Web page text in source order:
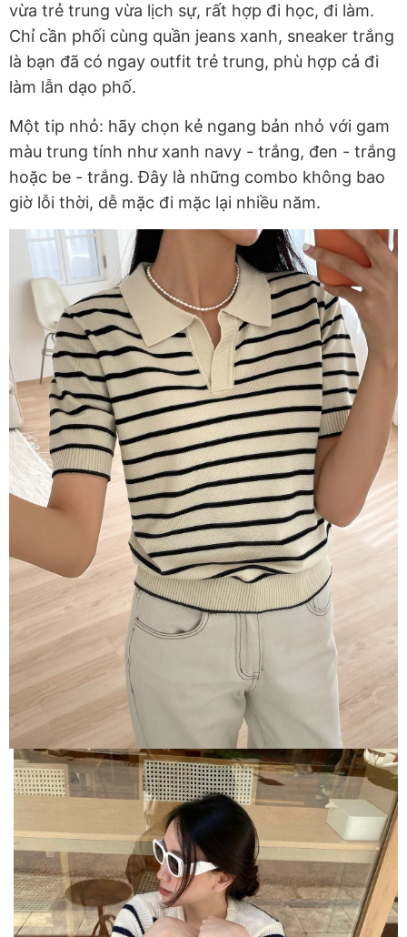
vừa trẻ trung vừa lịch sự, rất hợp đi học, đi làm.
Chỉ cần phối cùng quần jeans xanh, sneaker trắng
là bạn đã có ngay outfit trẻ trung, phù hợp cả đi
làm lẫn dạo phố.
Một tip nhỏ: hãy chọn kẻ ngang bản nhỏ với gam
màu trung tính như xanh navy - trắng, đen - trắng
hoặc be - trắng. Đây là những combo không bao
giờ lỗi thời, dễ mặc đi mặc lại nhiều năm.